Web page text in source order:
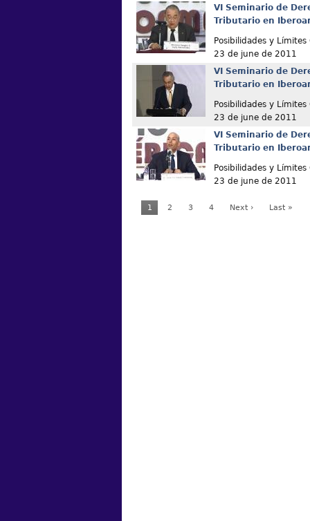
VI Seminario de
Tributario en
Posibilidades y
23 de june de 2011
VI Seminario de
Tributario en
Posibilidades y
23 de june de 2011
VI Seminario de
Tributario en
Posibilidades y
23 de june de 2011
1 2 3 4 Next › Last »